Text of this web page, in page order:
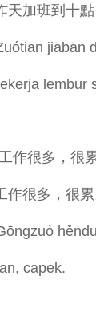
加班到十點
jiābān
lembur
很多，很累
很多，很累
capek.